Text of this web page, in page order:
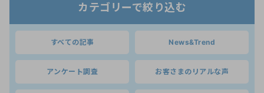
カテゴリーで絞り込む
すべての記事 News&Trend
アンケート調査 お客さまのリアルな声